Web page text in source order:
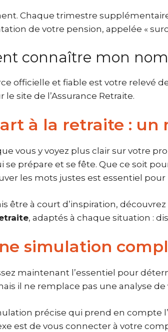
Chaque trimestre
de votre pension, appelée «
connaître mon
officielle et fiable est votre relevé
le site de l’Assurance Retraite.
à la retraite : un
vous y voyez plus clair sur votre
se prépare et se fête. Que ce soit
les mots justes est essentiel
être à court d’inspiration,
, adaptés à chaque situation :
simulation
maintenant l’essentiel pour
il ne remplace pas une analyse
précise qui prend en compte
est de vous connecter à votre